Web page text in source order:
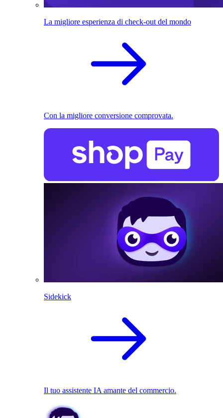
La migliore esperienza di check-out del mondo
Con la migliore conversione comprovata.
Sidekick
Il tuo assistente IA amante del commercio.